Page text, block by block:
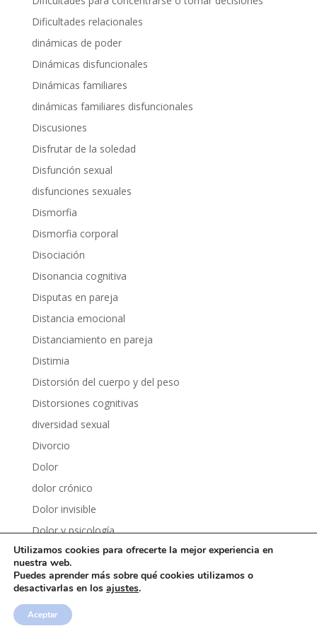
Dificultades relacionales
dinámicas de poder
Dinámicas disfuncionales
Dinámicas familiares
dinámicas familiares disfuncionales
Discusiones
Disfrutar de la soledad
Disfunción sexual
disfunciones sexuales
Dismorfia
Dismorfia corporal
Disociación
Disonancia cognitiva
Disputas en pareja
Distancia emocional
Distanciamiento en pareja
Distimia
Distorsión del cuerpo y del peso
Distorsiones cognitivas
diversidad sexual
Divorcio
Dolor
dolor crónico
Dolor invisible
Dolor y psicología
Dopamina
Dopamina fácil
Dormir mejor
Drama
Utilizamos cookies para ofrecerte la mejor experiencia en
nuestra web.
Puedes aprender más sobre qué cookies utilizamos o
desactivarlas en los ajustes.
Aceptar